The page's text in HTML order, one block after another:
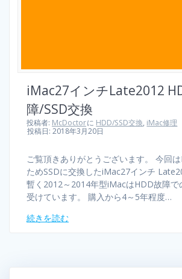
iMac27インチLate2012
障/SSD交換
投稿者: McDoctorに HDD/SSD交換, iMac修理
投稿日: 2018年3月20日
ご覧頂きありがとうございます。 今回
ためSSDに交換したiMac27インチ
暫く2012～2014年型iMacはHDD故障で
受けています。 購入から4～5年程度…
続きを読む